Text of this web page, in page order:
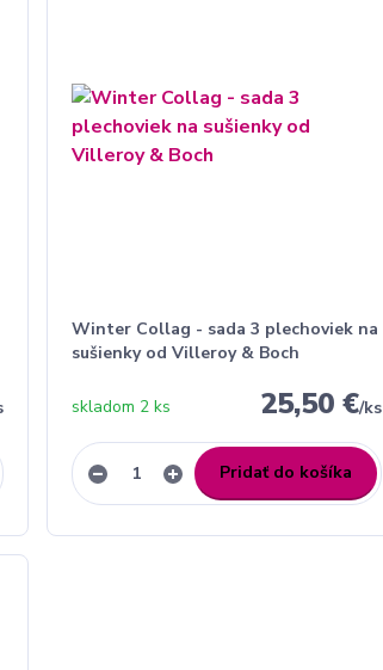
Winter Collag - sada 3 plechoviek na
sušienky od Villeroy & Boch
25,50 €/ks
skladom 2 ks
Pridať do košíka